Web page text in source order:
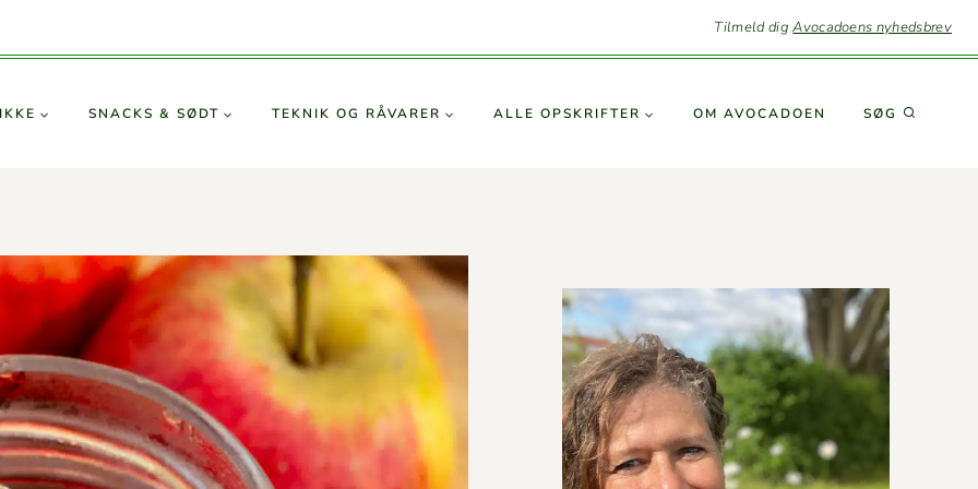
Tilmeld digAvocadoens nyhedsbrev
SNACKS & SØDT TEKNIK OG RÅVARER ALLE OPSKRIFTER OM AVO­CA­DOEN SØG